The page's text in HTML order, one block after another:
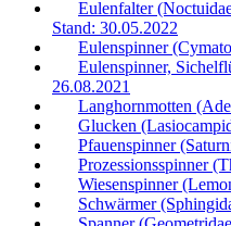
Eulenfalter
Stand: 30.05.2022
Eulenspinner
Eulenspinner,
26.08.2021
Langhornmotten
Glucken
Pfauenspinner
Prozessionsspinner
Wiesenspinner
Schwärmer